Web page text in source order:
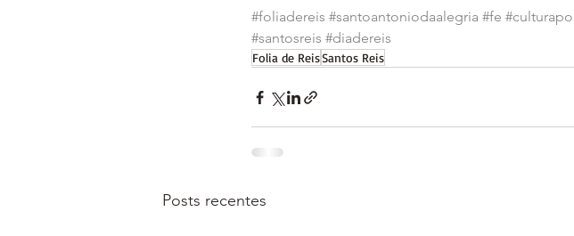
#foliadereis #santoantoniodaalegria #fe
#santosreis #diadereis
Folia de ReisSantos Reis
Posts recentes